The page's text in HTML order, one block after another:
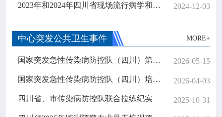
科普园地 
学术期刊
在线互动
2023年和2024年四川省现场流行病学和监测预警专业骨干培训项目毕业汇报暨毕业典礼顺利举行 2024-12-03
中心突发公共卫生事件 MORE+
国家突发急性传染病防控队（四川）第五期培训在省疾控中心举办 2026-05-15
国家突发急性传染病防控队（四川）培训启动会在成都召开 2026-04-03
四川省、市传染病防控队联合拉练纪实 2025-10-31